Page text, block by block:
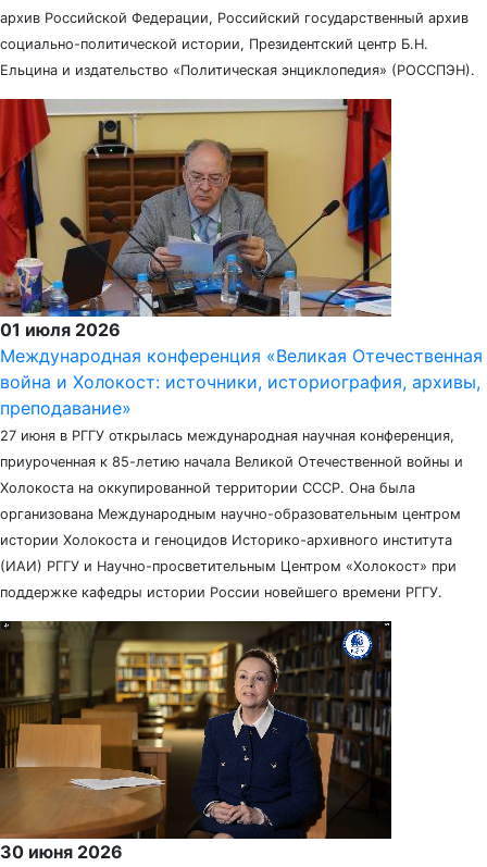
архив Российской Федерации, Российский государственный архив
социально-политической истории, Президентский центр Б.Н.
Ельцина и издательство «Политическая энциклопедия» (РОССПЭН).
01 июля 2026
Международная конференция «Великая Отечественная
война и Холокост: источники, историография, архивы,
преподавание»
27 июня в РГГУ открылась международная научная конференция,
приуроченная к 85-летию начала Великой Отечественной войны и
Холокоста на оккупированной территории СССР. Она была
организована Международным научно-образовательным центром
истории Холокоста и геноцидов Историко-архивного института
(ИАИ) РГГУ и Научно-просветительным Центром «Холокост» при
поддержке кафедры истории России новейшего времени РГГУ.
30 июня 2026